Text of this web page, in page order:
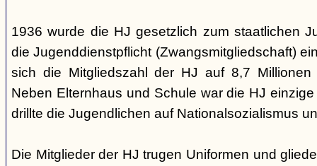
1936 wurde die HJ gesetzlich zum staatlichen
die Jugenddienstpflicht (Zwangsmitgliedschaft)
sich die Mitgliedszahl der HJ auf 8,7 Millionen
Neben Elternhaus und Schule war die HJ
drillte die Jugendlichen auf Nationalsozialismus
Die Mitglieder der HJ trugen Uniformen und